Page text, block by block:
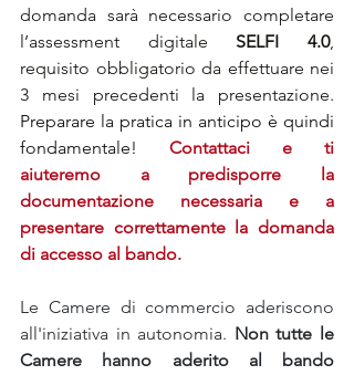
domanda sarà necessario completare
l’assessment digitale SELFI 4.0,
requisito obbligatorio da effettuare nei
Preparare la pratica in anticipo è quindi
fondamentale! Contattaci e ti
aiuteremo a predisporre la
documentazione necessaria e a
presentare correttamente la domanda
di accesso al bando.
Le Camere di commercio aderiscono
all'iniziativa in autonomia. Non tutte le
Camere hanno aderito al bando